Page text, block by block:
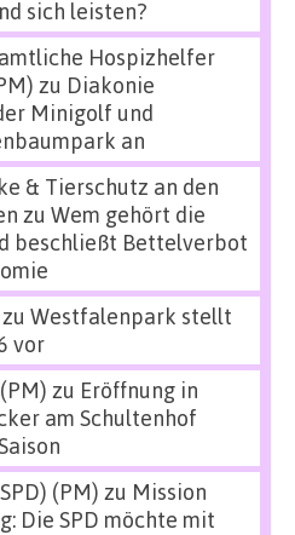
sich leisten?
Hospizhelfer
zu Diakonie
Minigolf und
an
& Tierschutz an den
zu Wem gehört die
beschließt Bettelverbot
zu Westfalenpark stellt
vor
zu Eröffnung in
am Schultenhof
(PM) zu Mission
Die SPD möchte mit